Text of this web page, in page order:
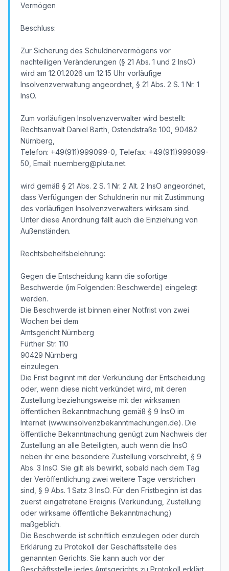
Vermögen
Beschluss:
Zur Sicherung des Schuldnervermögens vor
nachteiligen Veränderungen (§ 21 Abs. 1 und 2 InsO)
wird am 12.01.2026 um 12:15 Uhr vorläufige
Insolvenzverwaltung angeordnet, § 21 Abs. 2 S. 1 Nr. 1
InsO.
Zum vorläufigen Insolvenzverwalter wird bestellt:
Rechtsanwalt Daniel Barth, Ostendstraße 100, 90482
Nürnberg,
Telefon: +49(911)999099-0, Telefax: +49(911)999099-
50, Email: nuernberg@pluta.net.
wird gemäß § 21 Abs. 2 S. 1 Nr. 2 Alt. 2 InsO angeordnet,
dass Verfügungen der Schuldnerin nur mit Zustimmung
des vorläufigen Insolvenzverwalters wirksam sind.
Unter diese Anordnung fällt auch die Einziehung von
Außenständen.
Rechtsbehelfsbelehrung:
Gegen die Entscheidung kann die sofortige
Beschwerde (im Folgenden: Beschwerde) eingelegt
werden.
Die Beschwerde ist binnen einer Notfrist von zwei
Wochen bei dem
Amtsgericht Nürnberg
Fürther Str. 110
90429 Nürnberg
einzulegen.
Die Frist beginnt mit der Verkündung der Entscheidung
oder, wenn diese nicht verkündet wird, mit deren
Zustellung beziehungsweise mit der wirksamen
öffentlichen Bekanntmachung gemäß § 9 InsO im
Internet (www.insolvenzbekanntmachungen.de). Die
öffentliche Bekanntmachung genügt zum Nachweis der
Zustellung an alle Beteiligten, auch wenn die InsO
neben ihr eine besondere Zustellung vorschreibt, § 9
Abs. 3 InsO. Sie gilt als bewirkt, sobald nach dem Tag
der Veröffentlichung zwei weitere Tage verstrichen
sind, § 9 Abs. 1 Satz 3 InsO. Für den Fristbeginn ist das
zuerst eingetretene Ereignis (Verkündung, Zustellung
oder wirksame öffentliche Bekanntmachung)
maßgeblich.
Die Beschwerde ist schriftlich einzulegen oder durch
Erklärung zu Protokoll der Geschäftsstelle des
genannten Gerichts. Sie kann auch vor der
Geschäftsstelle jedes Amtsgerichts zu Protokoll erklärt